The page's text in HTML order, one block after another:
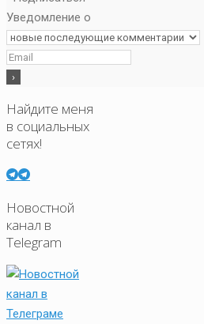
Уведомление о
Найдите меня
в социальных
сетях!
Новостной
канал в
Telegram